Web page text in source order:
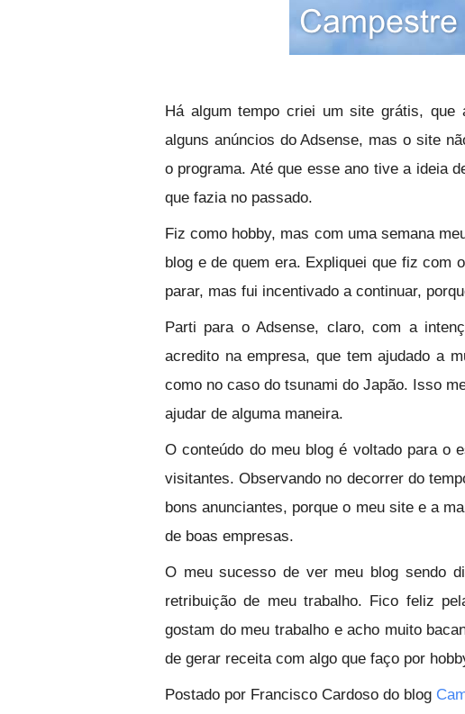
Há algum tempo criei um site grátis, que
alguns anúncios do Adsense, mas o site
o programa. Até que esse ano tive a ideia
que fazia no passado.
Fiz como hobby, mas com uma semana
blog e de quem era. Expliquei que fiz com
parar, mas fui incentivado a continuar,
Parti para o Adsense, claro, com a
acredito na empresa, que tem ajudado a
como no caso do tsunami do Japão. Isso
ajudar de alguma maneira.
O conteúdo do meu blog é voltado para o
visitantes. Observando no decorrer do
bons anunciantes, porque o meu site e a
de boas empresas.
O meu sucesso de ver meu blog sendo
retribuição de meu trabalho. Fico feliz
gostam do meu trabalho e acho muito
de gerar receita com algo que faço por
Postado por Francisco Cardoso do blog